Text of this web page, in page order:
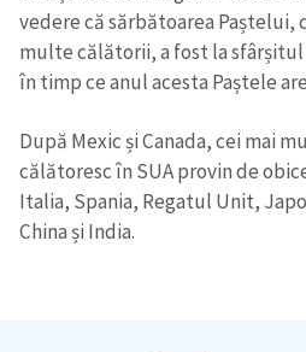
vedere că sărbătoarea Paștelui,
multe călătorii, a fost la
în timp ce anul acesta Paștele
După Mexic și Canada, cei mai
călătoresc în SUA provin de
Italia, Spania, Regatul Unit,
China și India.